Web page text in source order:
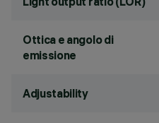
Ottica e angolo di
emissione
Adjustability